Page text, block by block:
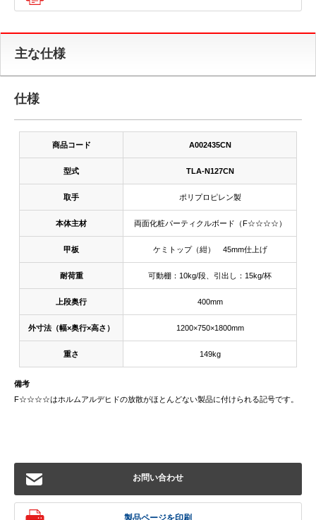
主な仕様
仕様
商品コード A002435CN
型式 TLA-N127CN
取手 ポリプロピレン製
本体主材 両面化粧パーティクルボード（F☆☆☆☆）
甲板 ケミトップ（紺） 45mm仕上げ
耐荷重 可動棚：10kg/段、引出し：15kg/杯
上段奥行 400mm
外寸法（幅×奥行×高さ） 1200×750×1800mm
重さ 149kg
備考
F☆☆☆☆はホルムアルデヒドの放散がほとんどない製品に付けられる記号です。
お問い合わせ
製品ページを印刷